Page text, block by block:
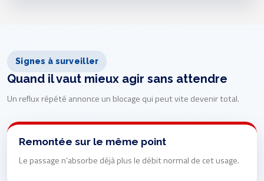
Signes à surveiller
Quand il vaut mieux agir sans attendre
Un reflux répété annonce un blocage qui peut vite devenir total.
Remontée sur le même point
Le passage n’absorbe déjà plus le débit normal de cet usage.